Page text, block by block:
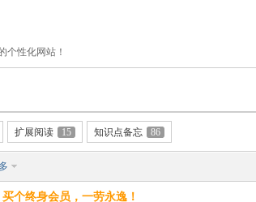
个性化网站！
扩展阅读 15 知识点备忘 86
个终身会员，一劳永逸！